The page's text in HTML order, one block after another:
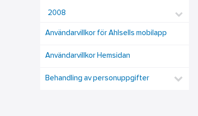
2008
Användarvillkor för Ahlsells mobilapp
Användarvillkor Hemsidan
Behandling av personuppgifter